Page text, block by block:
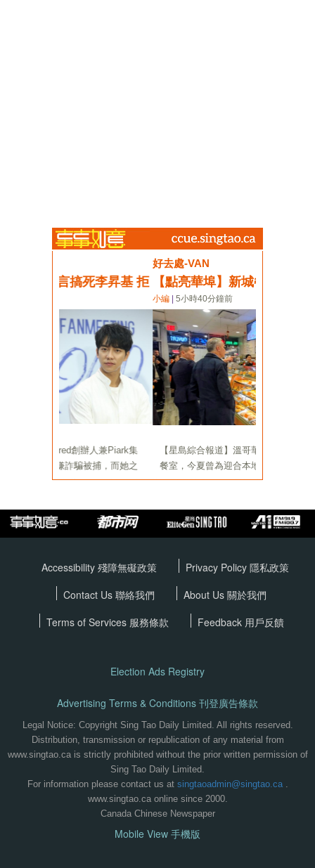
Accessibility 殘障無礙政策 Privacy Policy 隱私政策
Contact Us 聯絡我們
About Us 關於我們
Terms of Services 服務條款 Feedback 用戶反饋
Election Ads Registry
Advertising Terms & Conditions 刊登廣告條款
Legal Notice: Copyright Sing Tao Daily Limited. All rights reserved.
Distribution, transmission or republication of any material from
www.singtao.ca is strictly prohibited without the prior written permission of
Sing Tao Daily Limited.
For information please contact us at singtaoadmin@singtao.ca.
www.singtao.ca online since 2000.
Canada Chinese Newspaper
Mobile View 手機版